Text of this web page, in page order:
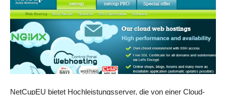
NetCupEU bietet Hochleistungsserver, die von einer Cloud-